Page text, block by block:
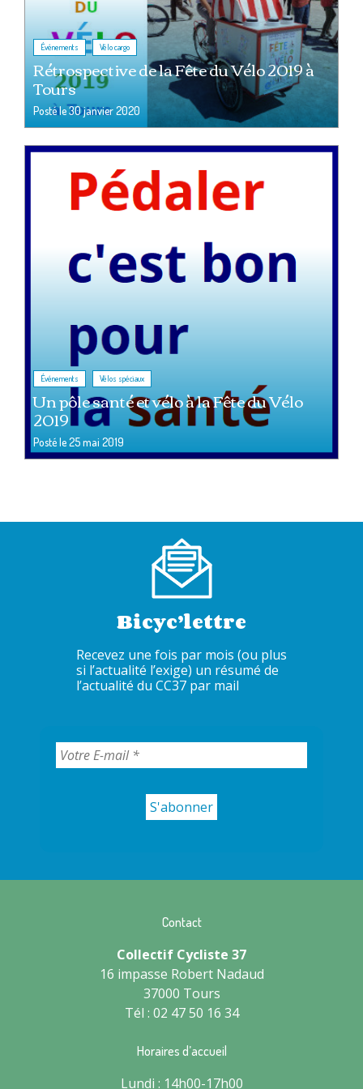
Événements , Vélo cargo
Rétrospective de la Fête du Vélo 2019 à
Tours
Posté le30 janvier 2020
Événements Vélos spéciaux
Un pôle santé et vélo à la Fête du Vélo
2019
Posté le25 mai 2019
Bicyc’lettre
Recevez une fois par mois (ou plus
si l’actualité l’exige) un résumé de
l’actualité du CC37 par mail
Contact
Collectif Cycliste 37
16 impasse Robert Nadaud
37000 Tours
Tél : 02 47 50 16 34
Horaires d’accueil
Lundi : 14h00-17h00